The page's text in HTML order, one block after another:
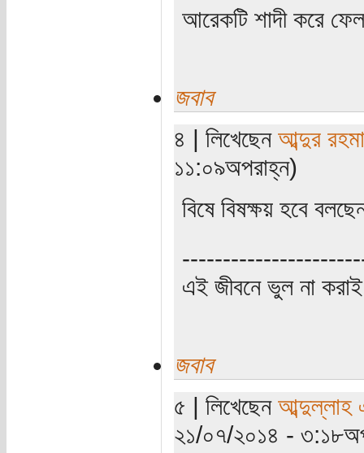
আরেকটি শাদী করে
জবাব
৪ | লিখেছেন আব্দুর
১১:০৯অপরাহ্ন)
বিষে বিষক্ষয় হবে
এই জীবনে ভুল না
জবাব
৫ | লিখেছেন
২১/০৭/২০১৪ -